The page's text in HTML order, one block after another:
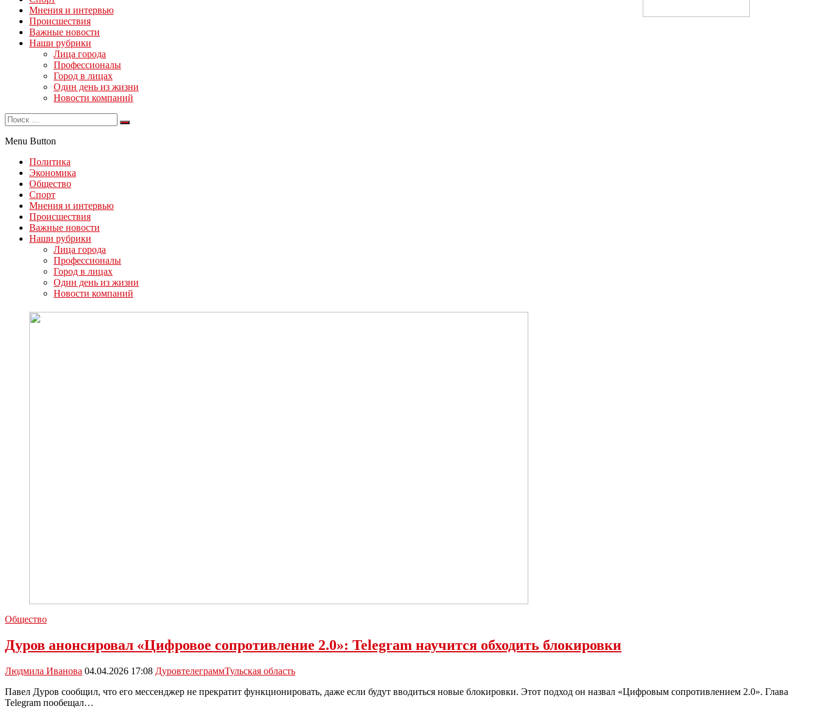
Мнения и интервью
Происшествия
Важные новости
Наши рубрики
Лица города
Профессионалы
Город в лицах
Один день из жизни
Новости компаний
Menu Button
Политика
Экономика
Общество
Спорт
Мнения и интервью
Происшествия
Важные новости
Наши рубрики
Лица города
Профессионалы
Город в лицах
Один день из жизни
Новости компаний
Общество
Дуров анонсировал «Цифровое сопротивление 2.0»: Telegram научится обходить блокировки
Людмила Иванова 04.04.2026 17:08 ДуровтелеграммТульская область
Павел Дуров сообщил, что его мессенджер не прекратит функционировать, даже если будут вводиться новые блокировки. Этот подход он назвал «Цифровым сопротивлением 2.0». Глава
Telegram пообещал…